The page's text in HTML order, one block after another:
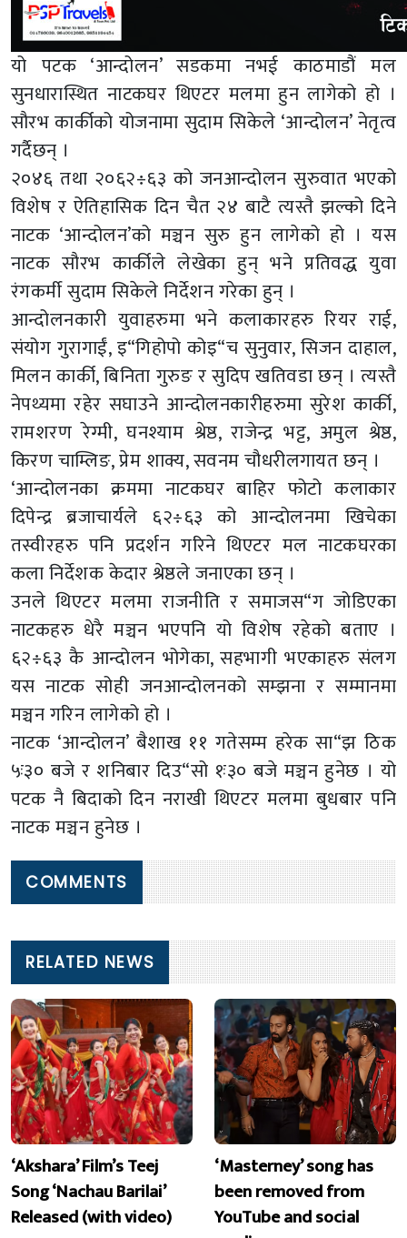
यो पटक ‘आन्दोलन’ सडकमा नभई काठमाडौं मल
सुनधारास्थित नाटकघर थिएटर मलमा हुन लागेको हो ।
सौरभ कार्कीको योजनामा सुदाम सिकेले ‘आन्दोलन’ नेतृत्व
गर्दैछन् ।
२०४६ तथा २०६२÷६३ को जनआन्दोलन सुरुवात भएको
विशेष र ऐतिहासिक दिन चैत २४ बाटै त्यस्तै झल्को दिने
नाटक ‘आन्दोलन’को मञ्चन सुरु हुन लागेको हो । यस
नाटक सौरभ कार्कीले लेखेका हुन् भने प्रतिवद्ध युवा
रंगकर्मी सुदाम सिकेले निर्देशन गरेका हुन् ।
आन्दोलनकारी युवाहरुमा भने कलाकारहरु रियर राई,
संयोग गुरागाईं, इ“गिहोपो कोइ“च सुनुवार, सिजन दाहाल,
मिलन कार्की, बिनिता गुरुङ र सुदिप खतिवडा छन् । त्यस्तै
नेपथ्यमा रहेर सघाउने आन्दोलनकारीहरुमा सुरेश कार्की,
रामशरण रेग्मी, घनश्याम श्रेष्ठ, राजेन्द्र भट्ट, अमुल श्रेष्ठ,
किरण चाम्लिङ, प्रेम शाक्य, सवनम चौधरीलगायत छन् ।
‘आन्दोलनका क्रममा नाटकघर बाहिर फोटो कलाकार
दिपेन्द्र ब्रजाचार्यले ६२÷६३ को आन्दोलनमा खिचेका
तस्वीरहरु पनि प्रदर्शन गरिने थिएटर मल नाटकघरका
कला निर्देशक केदार श्रेष्ठले जनाएका छन् ।
उनले थिएटर मलमा राजनीति र समाजस“ग जोडिएका
नाटकहरु धेरै मञ्चन भएपनि यो विशेष रहेको बताए ।
६२÷६३ कै आन्दोलन भोगेका, सहभागी भएकाहरु संलग
यस नाटक सोही जनआन्दोलनको सम्झना र सम्मानमा
मञ्चन गरिन लागेको हो ।
नाटक ‘आन्दोलन’ बैशाख ११ गतेसम्म हरेक सा“झ ठिक
५ः३० बजे र शनिबार दिउ“सो १ः३० बजे मञ्चन हुनेछ । यो
पटक नै बिदाको दिन नराखी थिएटर मलमा बुधबार पनि
नाटक मञ्चन हुनेछ ।
COMMENTS
RELATED NEWS
‘Akshara’ Film’s Teej
Song ‘Nachau Barilai’
Released (with video)
‘Masterney’ song has
been removed from
YouTube and social